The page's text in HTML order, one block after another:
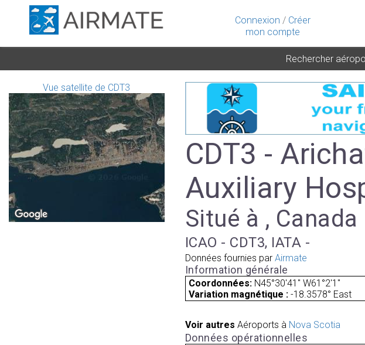
Connexion / Créer
mon compte
Rechercher
Vue satellite de CDT3
CDT3 -
Auxiliary
Situé à , Canada
ICAO - CDT3, IATA -
Données fournies par Airmate
Information générale
Coordonnées: N45°30'41" W61°2'1"
Variation magnétique : -18.3578° East
Voir autres Aéroports à Nova Scotia
Données opérationnelles